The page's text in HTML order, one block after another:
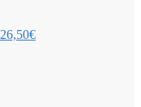
26,50€